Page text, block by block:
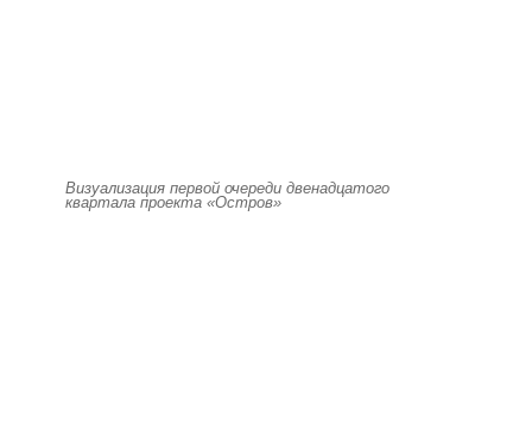
Визуализация первой очереди двенадцатого
квартала проекта «Остров»